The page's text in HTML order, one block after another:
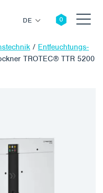
DE
/ Entfeuchtungs-
TROTEC® TTR 5200